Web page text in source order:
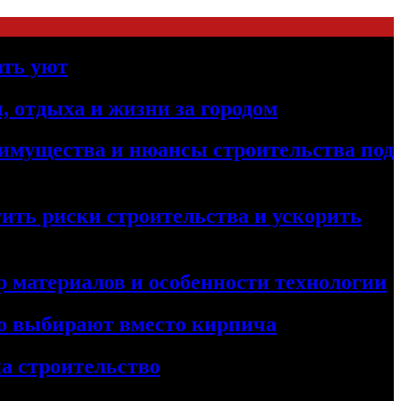
уют
отдыха и жизни за городом
и нюансы строительства под
риски строительства и ускорить
и особенности технологии
выбирают вместо кирпича
строительство